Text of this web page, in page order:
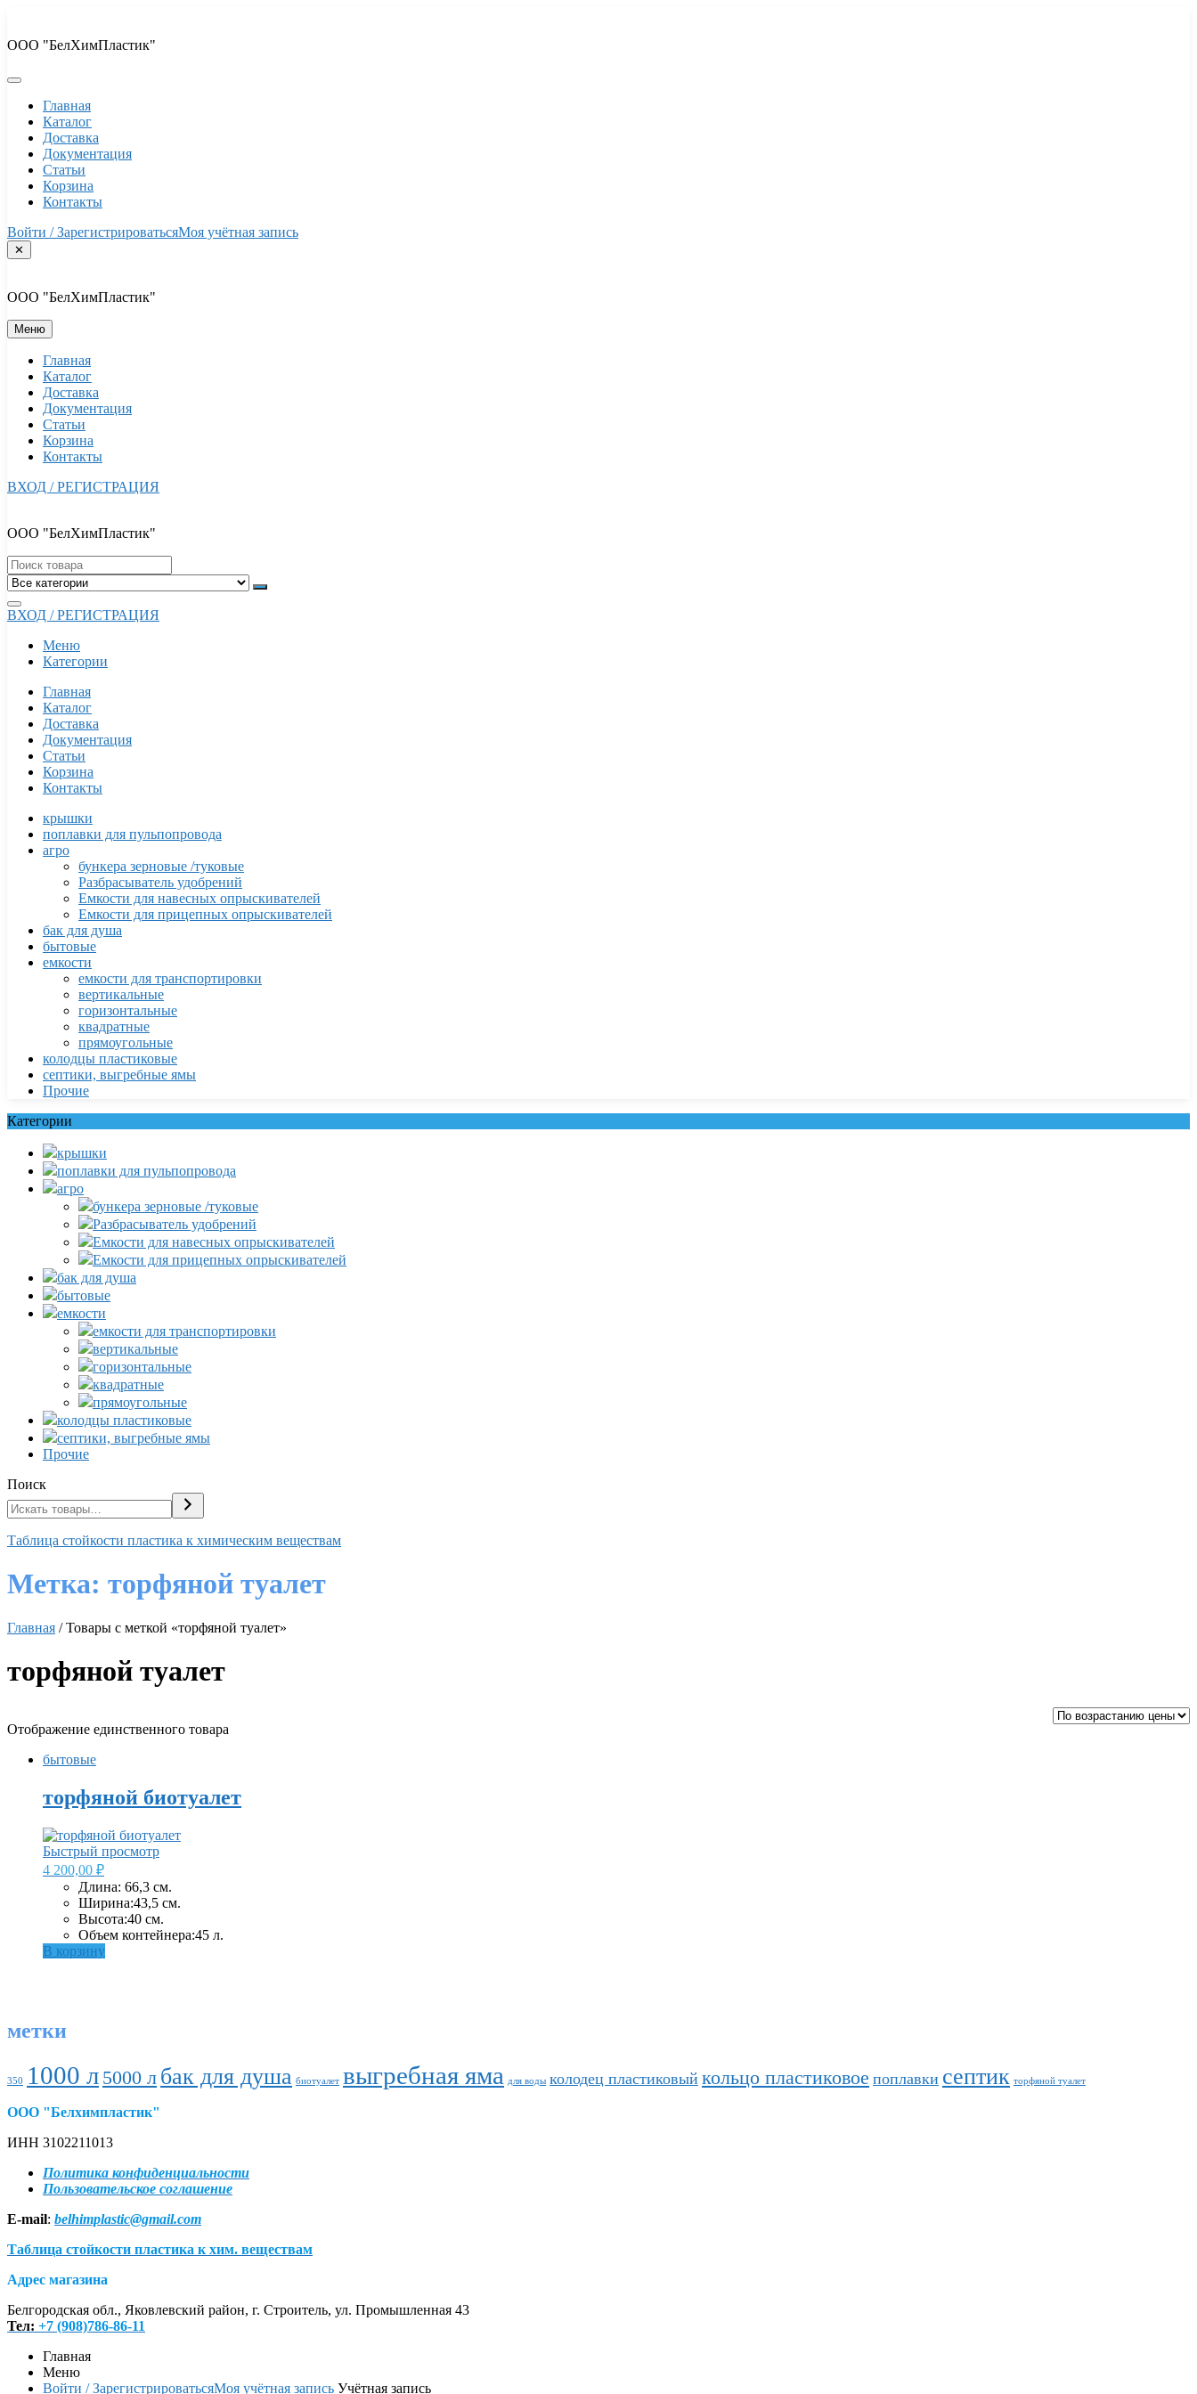
содержимому
ООО "БелХимПластик"
Главная
Каталог
Доставка
Документация
Статьи
Корзина
Контакты
Войти / ЗарегистрироватьсяМоя учётная запись
✕
ООО "БелХимПластик"
Меню
Главная
Каталог
Доставка
Документация
Статьи
Корзина
Контакты
ВХОД / РЕГИСТРАЦИЯ
ООО "БелХимПластик"
ВХОД / РЕГИСТРАЦИЯ
Меню
Категории
Главная
Каталог
Доставка
Документация
Статьи
Корзина
Контакты
крышки
поплавки для пульпопровода
агро
бункера зерновые /туковые
Разбрасыватель удобрений
Емкости для навесных опрыскивателей
Емкости для прицепных опрыскивателей
бак для душа
бытовые
емкости
емкости для транспортировки
вертикальные
горизонтальные
квадратные
прямоугольные
колодцы пластиковые
септики, выгребные ямы
Прочие
Категории
крышки
поплавки для пульпопровода
агро
бункера зерновые /туковые
Разбрасыватель удобрений
Емкости для навесных опрыскивателей
Емкости для прицепных опрыскивателей
бак для душа
бытовые
емкости
емкости для транспортировки
вертикальные
горизонтальные
квадратные
прямоугольные
колодцы пластиковые
септики, выгребные ямы
Прочие
Поиск
Таблица стойкости пластика к химическим веществам
Метка: торфяной туалет
Главная / Товары с меткой «торфяной туалет»
торфяной туалет
Отображение единственного товара
бытовые
торфяной биотуалет
Быстрый просмотр
4 200,00 ₽
Длина: 66,3 см.
Ширина:43,5 см.
Высота:40 см.
Объем контейнера:45 л.
В корзину
метки
350 1000 л 5000 л бак для душа биотуалет выгребная яма для воды колодец пластиковый кольцо пластиковое поплавки септик торфяной туалет
ООО "Белхимпластик"
ИНН 3102211013
Политика конфиденциальности
Пользовательское соглашение
E-mail: belhimplastic@gmail.com
Таблица стойкости пластика к хим. веществам
Адрес магазина
Белгородская обл., Яковлевский район, г. Строитель, ул. Промышленная 43
Тел: +7 (908)786-86-11
Главная
Меню
Войти / ЗарегистрироватьсяМоя учётная запись Учётная запись